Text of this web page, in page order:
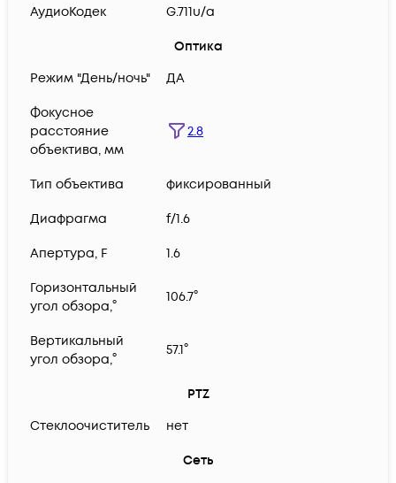
АудиоКодек G.711u/a
Оптика
Режим "День/ночь"
ДА
Фокусное
расстояние
объектива, мм
2.8
Тип объектива фиксированный
Диафрагма f/1.6
Апертура, F 1.6
Горизонтальный
угол обзора,°
106.7°
Вертикальный
угол обзора,°
57.1°
PTZ
Стеклоочиститель
нет
Сеть